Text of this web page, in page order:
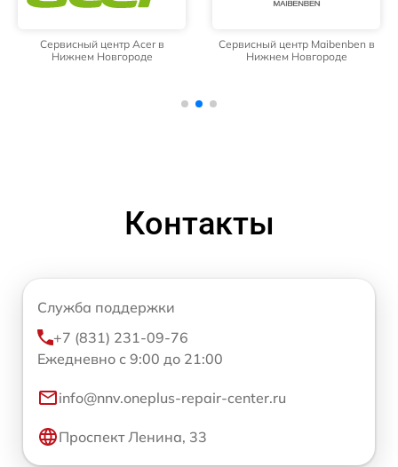
Сервисный центр Acer в
Нижнем Новгороде
Сервисный центр Maibenben в
Нижнем Новгороде
Контакты
Служба поддержки
+7 (831) 231-09-76
Ежедневно с 9:00 до 21:00
info@nnv.oneplus-repair-center.ru
Проспект Ленина, 33